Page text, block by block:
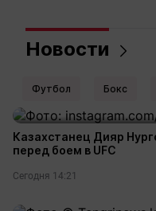
Новости
Футбол Бокс
Казахстанец Дияр
перед боем в UFC
Сегодня 14:21